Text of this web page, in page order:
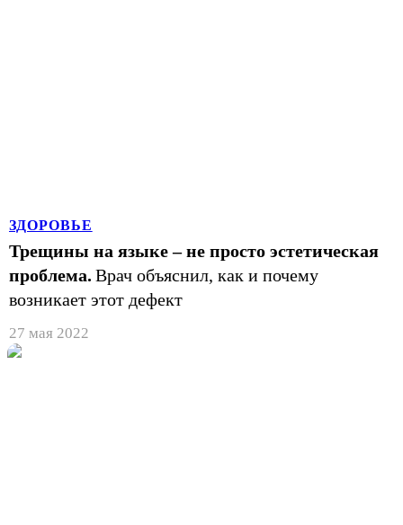
ЗДОРОВЬЕ
Трещины на языке – не просто эстетическая
проблема. Врач объяснил, как и почему
возникает этот дефект
27 мая 2022